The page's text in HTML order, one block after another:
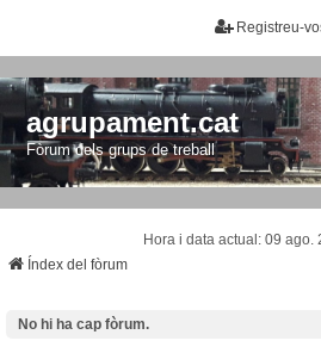
Registreu-
agrupament.cat
Fòrum dels grups de treball
Hora i data actual: 09 ago.
Índex del fòrum
No hi ha cap fòrum.